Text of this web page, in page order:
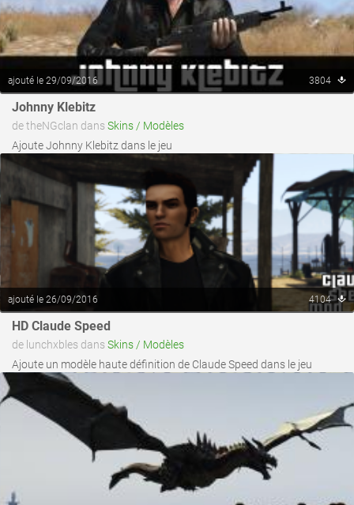
ajouté le 29/09/2016 3804
Johnny Klebitz
de theNGclan dans Skins / Modèles
Ajoute Johnny Klebitz dans le jeu
voir ce fichier
ajouté le 26/09/2016 4104
HD Claude Speed
de lunchxbles dans Skins / Modèles
Ajoute un modèle haute définition de Claude Speed dans le jeu